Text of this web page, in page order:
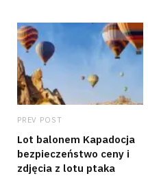
PREV POST
Lot balonem Kapadocja
bezpieczeństwo ceny i
zdjęcia z lotu ptaka